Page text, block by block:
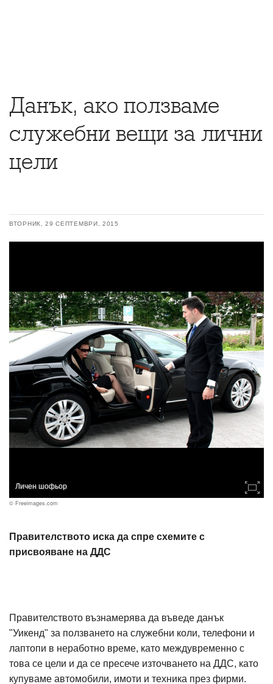
Данък, ако ползваме
служебни вещи за лични
цели
ВТОРНИК, 29 СЕПТЕМВРИ, 2015
Личен шофьор
© Freeimages.com
Правителството иска да спре схемите с
присвояване на ДДС
Правителството възнамерява да въведе данък
"Уикенд" за ползването на служебни коли, телефони и
лаптопи в неработно време, като междувременно с
това се цели и да се пресече източването на ДДС, като
купуваме автомобили, имоти и техника през фирми.